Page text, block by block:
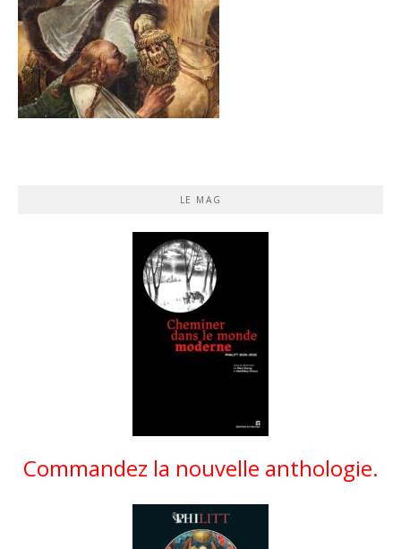
LE MAG
Commandez la nouvelle anthologie.